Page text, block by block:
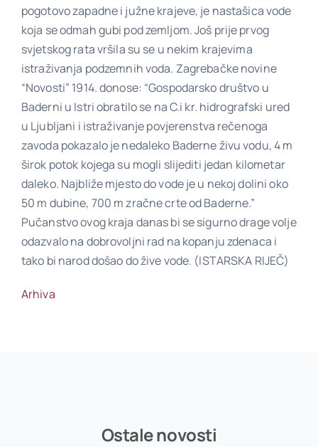
pogotovo zapadne i južne krajeve, je nastašica vode
koja se odmah gubi pod zemljom. Još prije prvog
svjetskog rata vršila su se u nekim krajevima
istraživanja podzemnih voda. Zagrebačke novine
“Novosti” 1914. donose: “Gospodarsko društvo u
Baderni u Istri obratilo se na C.i kr. hidrografski ured
u Ljubljani i istraživanje povjerenstva rečenoga
zavoda pokazalo je nedaleko Baderne živu vodu, 4 m
širok potok kojega su mogli slijediti jedan kilometar
daleko. Najbliže mjesto do vode je u nekoj dolini oko
50 m dubine, 700 m zračne crte od Baderne.”
Pučanstvo ovog kraja danas bi se sigurno drage volje
odazvalo na dobrovoljni rad na kopanju zdenaca i
tako bi narod došao do žive vode. (ISTARSKA RIJEČ)
Arhiva
Ostale novosti